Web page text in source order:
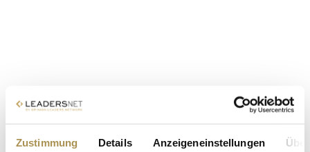
Zustimmung Details Anzeigeneinstellungen